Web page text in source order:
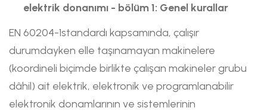
elektrik donanımı - bölüm 1: Genel kurallar
EN 60204-1standardı kapsamında, çalışır
durumdayken elle taşınamayan makinelere
(koordineli biçimde birlikte çalışan makineler grubu
dâhil) ait elektrik, elektronik ve programlanabilir
elektronik donamlarının ve sistemlerinin